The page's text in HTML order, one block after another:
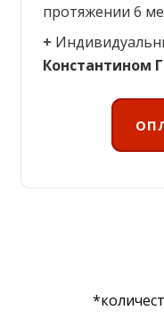
протяжении 6
+
Константином
*к